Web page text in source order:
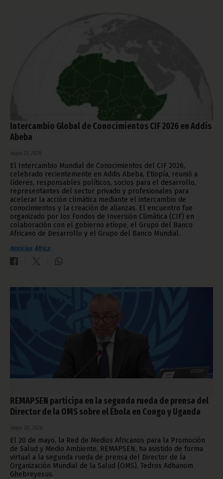
Intercambio Global de Conocimientos CIF 2026 en Addis
Abeba
mayo 21, 2026
El Intercambio Mundial de Conocimientos del CIF 2026,
celebrado recientemente en Addis Abeba, Etiopía, reunió a
líderes, responsables políticos, socios para el desarrollo,
representantes del sector privado y profesionales para
acelerar la acción climática mediante el intercambio de
conocimientos y la creación de alianzas. El encuentro fue
organizado por los Fondos de Inversión Climática (CIF) en
colaboración con el gobierno etíope, el Grupo del Banco
Africano de Desarrollo y el Grupo del Banco Mundial.
Noticias África
REMAPSEN participa en la segunda rueda de prensa del
Director de la OMS sobre el Ébola en Congo y Uganda
mayo 20, 2026
El 20 de mayo, la Red de Medios Africanos para la Promoción
de Salud y Medio Ambiente, REMAPSEN, ha asistido de forma
virtual a la segunda rueda de prensa del Director de la
Organización Mundial de la Salud (OMS), Tedros Adhanom
Ghebreyesus.